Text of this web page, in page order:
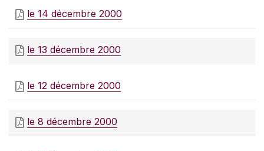
le 14 décembre 2000
le 13 décembre 2000
le 12 décembre 2000
le 8 décembre 2000